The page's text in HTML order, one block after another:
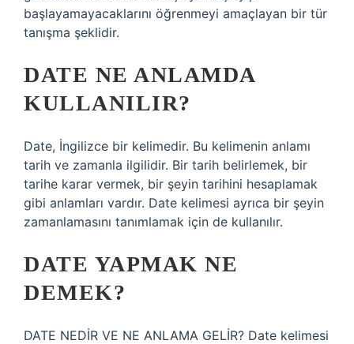
başlayamayacaklarını öğrenmeyi amaçlayan bir tür
tanışma şeklidir.
DATE NE ANLAMDA
KULLANILIR?
Date, İngilizce bir kelimedir. Bu kelimenin anlamı
tarih ve zamanla ilgilidir. Bir tarih belirlemek, bir
tarihe karar vermek, bir şeyin tarihini hesaplamak
gibi anlamları vardır. Date kelimesi ayrıca bir şeyin
zamanlamasını tanımlamak için de kullanılır.
DATE YAPMAK NE
DEMEK?
DATE NEDİR VE NE ANLAMA GELİR? Date kelimesi